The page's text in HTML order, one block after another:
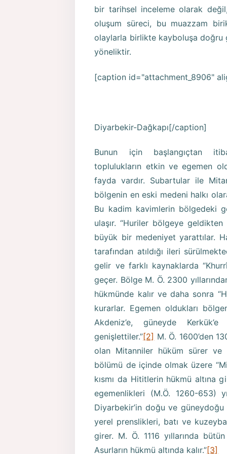
bir tarihsel inceleme olarak
oluşum süreci, bu muazzam
olaylarla birlikte kayboluşa doğru
yöneliktir.
[caption id="attachment_8906"
Diyarbekir-Dağkapı[/caption]
Bunun için başlangıçtan
toplulukların etkin ve egemen
fayda vardır. Subartular ile
bölgenin en eski medeni halkı
Bu kadim kavimlerin bölgedeki
ulaşır. “Huriler bölgeye
büyük bir medeniyet yarattılar.
tarafından atıldığı ileri
gelir ve farklı kaynaklarda
geçer. Bölge M. Ö. 2300
hükmünde kalır ve daha sonra
kurarlar. Egemen oldukları
Akdeniz’e, güneyde
genişlettiler.”[2] M. Ö. 1600’den
olan Mitanniler hüküm sürer ve
bölümü de içinde olmak üzere
kısmı da Hititlerin hükmü altına
egemenlikleri (M.Ö. 1260-653)
Diyarbekir’in doğu ve
yerel prenslikleri, batı ve
girer. M. Ö. 1116 yıllarında
Asurların hükmü altında kalır.”[3]